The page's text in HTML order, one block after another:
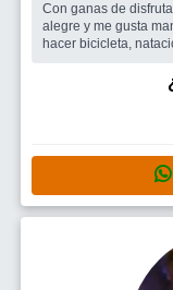
Con ganas de
alegre y me gusta
hacer bicicleta,
Amigos para